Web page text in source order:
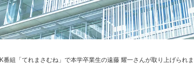
組「てれまさむね」で本学卒業生の遠藤 耀一さんが取り上げられ